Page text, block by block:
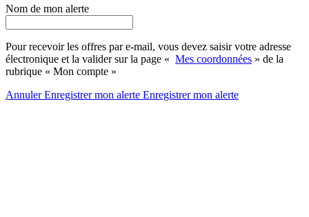
Nom de mon alerte
Pour recevoir les offres par e-mail, vous devez saisir votre adresse
électronique et la valider sur la page « Mes coordonnées » de la
rubrique « Mon compte »
AnnulerEnregistrer mon alerte Enregistrermon alerte